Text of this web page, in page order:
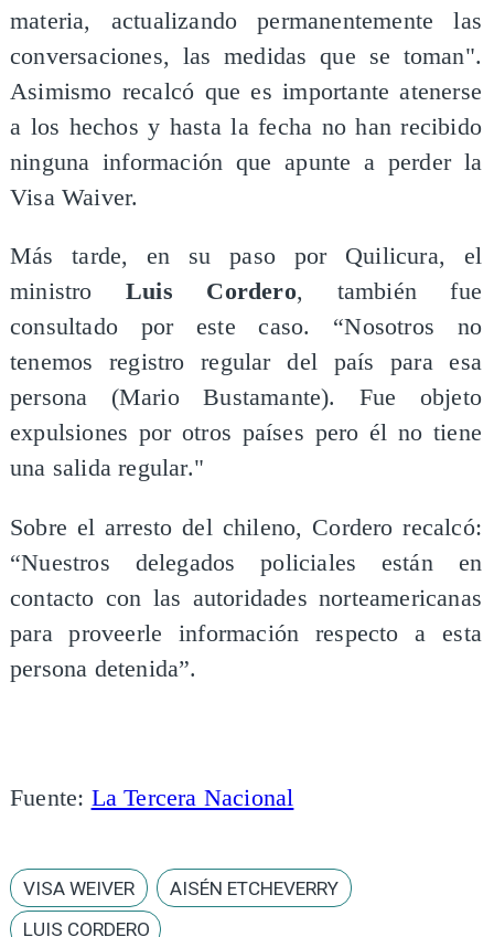
materia, actualizando permanentemente las
conversaciones, las medidas que se toman".
Asimismo recalcó que es importante atenerse
a los hechos y hasta la fecha no han recibido
ninguna información que apunte a perder la
Visa Waiver.
Más tarde, en su paso por Quilicura, el
ministroLuis Cordero, también fue
consultado por este caso. “Nosotros no
tenemos registro regular del país para esa
persona (Mario Bustamante). Fue objeto
expulsiones por otros países pero él no tiene
una salida regular."
Sobre el arresto del chileno, Cordero recalcó:
“Nuestros delegados policiales están en
contacto con las autoridades norteamericanas
para proveerle información respecto a esta
persona detenida”.
Fuente: La Tercera Nacional
VISA WEIVER
AISÉN ETCHEVERRY
LUIS CORDERO